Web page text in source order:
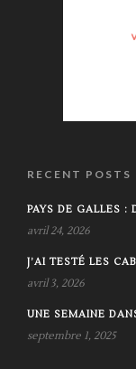
RECENT POSTS
PAYS DE GALLES :
avril 24, 2026
J’AI TESTÉ LES
avril 3, 2026
UNE SEMAINE
septembre 1, 2025